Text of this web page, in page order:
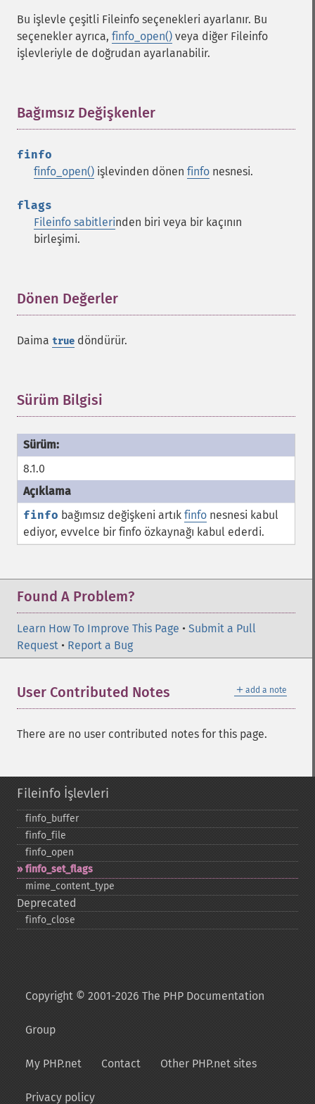
Bu işlevle çeşitli Fileinfo seçenekleri ayarlanır. Bu
seçenekler ayrıca, finfo_open() veya diğer Fileinfo
işlevleriyle de doğrudan ayarlanabilir.
Bağımsız Değişkenler
finfo
finfo_open() işlevinden dönen finfo nesnesi.
flags
Fileinfo sabitlerinden biri veya bir kaçının
birleşimi.
Dönen Değerler
Daima true döndürür.
Sürüm Bilgisi
8.1.0
finfo bağımsız değişkeni artık finfo nesnesi kabul
ediyor, evvelce bir finfo özkaynağı kabul ederdi.
Found A Problem?
Learn How To Improve This Page • Submit a Pull
Request • Report a Bug
＋ add a note
User Contributed Notes
There are no user contributed notes for this page.
Fileinfo İşlevleri
finfo_​buffer
finfo_​file
finfo_​open
finfo_​set_​flags
mime_​content_​type
Deprecated
finfo_​close
Copyright © 2001-2026 The PHP Documentation
Group
My PHP.net Contact Other PHP.net sites
Privacy policy